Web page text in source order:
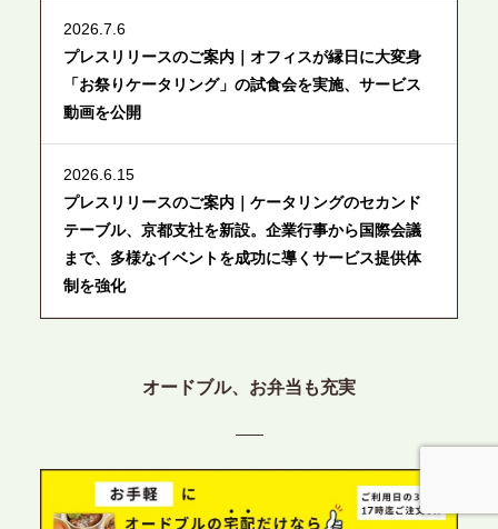
2026.7.6
プレスリリースのご案内｜オフィスが縁日に大変身
「お祭りケータリング」の試食会を実施、サービス
動画を公開
2026.6.15
プレスリリースのご案内｜ケータリングのセカンド
テーブル、京都支社を新設。企業行事から国際会議
まで、多様なイベントを成功に導くサービス提供体
制を強化
プレスリリースのご案内｜ケータリングのセカンド
目の展開で、拡大する出張パーティー・ケータリン
2026.6.4
オードブル、お弁当も充実